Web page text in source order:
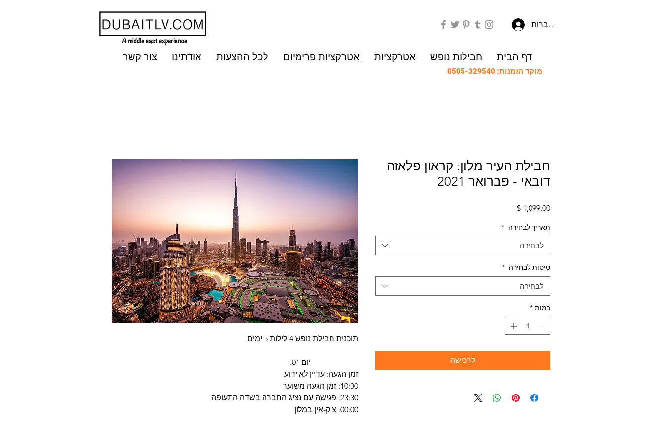
להתחברות
מוקד הזמנות: 0505-329540
דף הבית חבילות נופש אטרקציות אטרקציות פרימיום לכל ההצעות אודתינו צור קשר
תוכנית חבילת נופש 4 לילות 5 ימים
יום 01:
זמן הגעה: עדיין לא ידוע
10:30: זמן הגעה משוער
23:30: פגישה עם נציג החברה בשדה התעופה
00:00: צ'ק-אין במלון
חבילת העיר מלון: קראון פלאזה
דובאי - פברואר 2021
מחיר
תאריך לבחירה *
לבחירה
טיסות לבחירה *
לבחירה
כמות *
לרכישה